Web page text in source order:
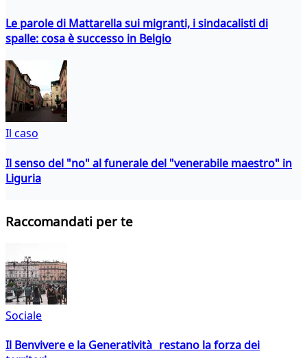
Le parole di Mattarella sui migranti, i sindacalisti di
spalle: cosa è successo in Belgio
Il caso
Il senso del "no" al funerale del "venerabile maestro" in
Liguria
Raccomandati per te
Sociale
Il Benvivere e la Generatività restano la forza dei